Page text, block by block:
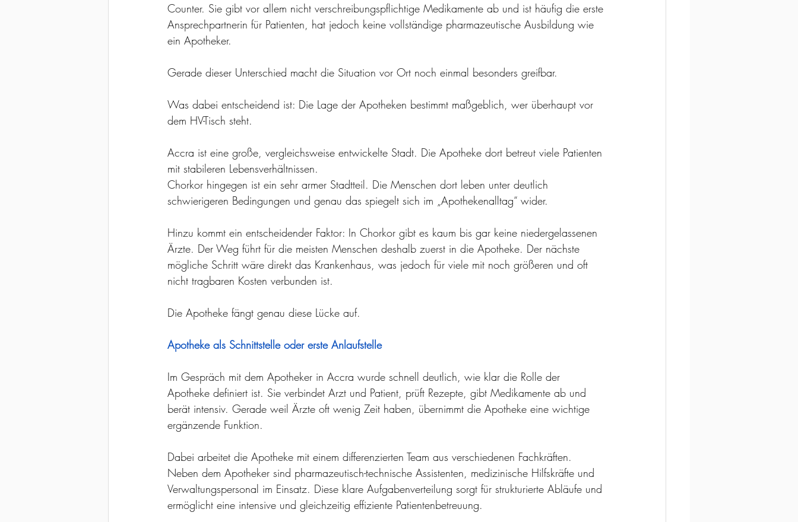
Counter. Sie gibt vor allem nicht verschreibungspflichtige Medikamente ab und ist häufig die erste
Ansprechpartnerin für Patienten, hat jedoch keine vollständige pharmazeutische Ausbildung wie
ein Apotheker.
Gerade dieser Unterschied macht die Situation vor Ort noch einmal besonders greifbar.
Was dabei entscheidend ist: Die Lage der Apotheken bestimmt maßgeblich, wer überhaupt vor
dem HV-Tisch steht.
Accra ist eine große, vergleichsweise entwickelte Stadt. Die Apotheke dort betreut viele Patienten
mit stabileren Lebensverhältnissen.
Chorkor hingegen ist ein sehr armer Stadtteil. Die Menschen dort leben unter deutlich
schwierigeren Bedingungen und genau das spiegelt sich im „Apothekenalltag“ wider.
Hinzu kommt ein entscheidender Faktor: In Chorkor gibt es kaum bis gar keine niedergelassenen
Ärzte. Der Weg führt für die meisten Menschen deshalb zuerst in die Apotheke. Der nächste
mögliche Schritt wäre direkt das Krankenhaus, was jedoch für viele mit noch größeren und oft
nicht tragbaren Kosten verbunden ist.
Die Apotheke fängt genau diese Lücke auf.
Apotheke als Schnittstelle oder erste Anlaufstelle
Im Gespräch mit dem Apotheker in Accra wurde schnell deutlich, wie klar die Rolle der
Apotheke definiert ist. Sie verbindet Arzt und Patient, prüft Rezepte, gibt Medikamente ab und
berät intensiv. Gerade weil Ärzte oft wenig Zeit haben, übernimmt die Apotheke eine wichtige
ergänzende Funktion.
Dabei arbeitet die Apotheke mit einem differenzierten Team aus verschiedenen Fachkräften.
Neben dem Apotheker sind pharmazeutisch-technische Assistenten, medizinische Hilfskräfte und
Verwaltungspersonal im Einsatz. Diese klare Aufgabenverteilung sorgt für strukturierte Abläufe und
ermöglicht eine intensive und gleichzeitig effiziente Patientenbetreuung.